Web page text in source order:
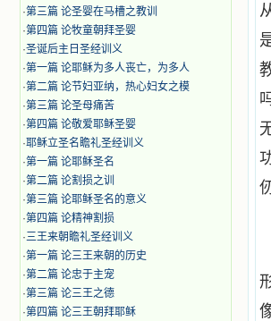
·第三篇 论圣婴在马槽之教训
·第四篇 论牧童朝拜圣婴
·圣诞后主日圣经训义
·第一篇 论耶稣为多人丧亡，为多人
·第二篇 论节妇亚纳，热心妇女之模
·第三篇 论圣母痛苦
·第四篇 论敬爱耶稣圣婴
·耶稣立圣名瞻礼圣经训义
·第一篇 论耶稣圣名
·第二篇 论割损之训
·第三篇 论耶稣圣名的意义
·第四篇 论精神割损
·三王来朝瞻礼圣经训义
·第一篇 论三王来朝的历史
·第二篇 论忠于主宠
·第三篇 论三王之德
·第四篇 论三王朝拜耶稣